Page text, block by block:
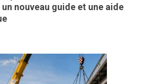
nouveau guide et une aide